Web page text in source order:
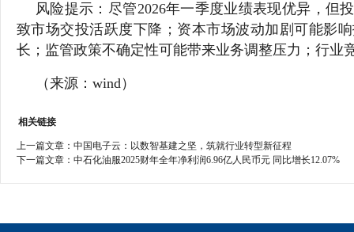
风险提示：尽管2026年一季度业绩表现优异，但
致市场交投活跃度下降；资本市场波动加剧可能影
长；监管政策不确定性可能带来业务调整压力；行
（来源：wind）
相关链接
上一篇文章： 中国电子云：以数智基建之坚，筑就行业转型新征程
下一篇文章： 中石化油服2025财年全年净利润6.96亿人民币元 同比增长12.07%